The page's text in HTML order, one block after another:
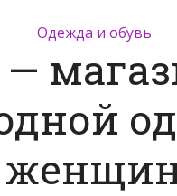
Одежда и обувь